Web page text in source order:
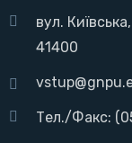
вул.
41400
Тел./Факс: